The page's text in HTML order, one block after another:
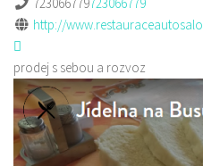
http://
prodej s sebou a rozvoz